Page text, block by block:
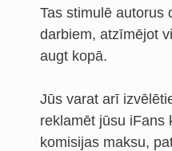
Tas stimulē autorus
darbiem, atzīmējot
augt kopā.
Jūs varat arī
reklamēt jūsu iFans
komisijas maksu,